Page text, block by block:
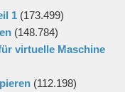
1 (173.499)
(148.784)
virtuelle Maschine
(112.198)